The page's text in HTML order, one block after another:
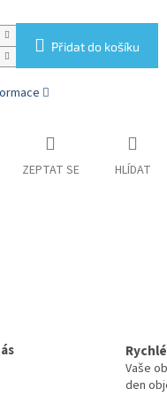
Přidat do košíku
ZEPTAT SE HLÍDAT
Vaše
den